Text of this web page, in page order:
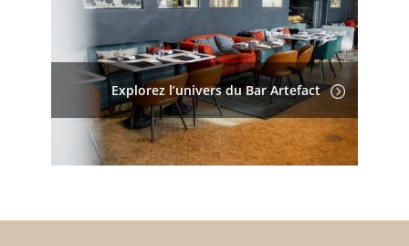
Explorez l’univers du Bar Artefact